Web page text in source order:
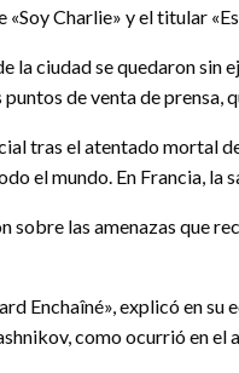
«Soy Charlie» y el titular
la ciudad se quedaron sin
de venta de
tras el atentado mortal
el mundo. En Francia, la
las amenazas que
Enchaîné», explicó en
como ocurrió en el